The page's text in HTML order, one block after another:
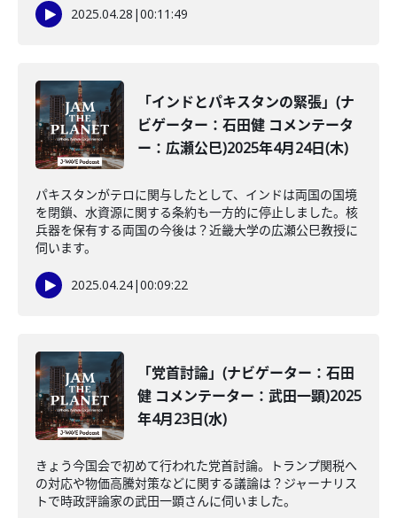
2025.04.28 |00:11:49
「インドとパキスタンの緊張」(ナ
ビゲーター：石田健 コメンテータ
ー：広瀬公巳)2025年4月24日(木)
パキスタンがテロに関与したとして、インドは両国の国境
を閉鎖、水資源に関する条約も一方的に停止しました。核
兵器を保有する両国の今後は？近畿大学の広瀬公巳教授に
伺います。
2025.04.24|00:09:22
「党首討論」(ナビゲーター：石田
健 コメンテーター：武田一顕)2025
年4月23日(水)
きょう今国会で初めて行われた党首討論。トランプ関税へ
の対応や物価高騰対策などに関する議論は？ジャーナリス
トで時政評論家の武田一顕さんに伺いました。